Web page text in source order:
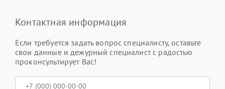
Контактная информация
Если требуется задать вопрос специалисту, оставьте
свои данные и дежурный специалист с радостью
проконсультирует Вас!